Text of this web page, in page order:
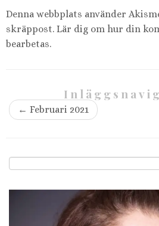
Denna webbplats använder
skräppost. Lär dig om hur din
bearbetas.
← Februari 2021